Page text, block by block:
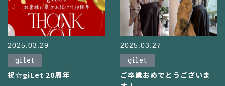
2025.03.29
gilet
祝☆giLet 20周年
2025.03.27
gilet
ご卒業おめでとうございま